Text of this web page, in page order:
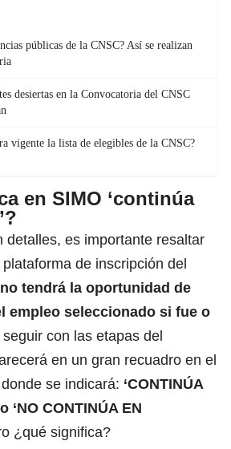
públicas de la CNSC? Así se realizan
desiertas en la Convocatoria del CNSC
vigente la lista de elegibles de la CNSC?
en SIMO ‘continúa
detalles, es importante resaltar
de inscripción del
tendrá la oportunidad de
empleo seleccionado si fue o
seguir con las etapas del
en un gran recuadro en el
donde se indicará: ‘CONTINÚA
‘NO CONTINÚA EN
¿qué significa?